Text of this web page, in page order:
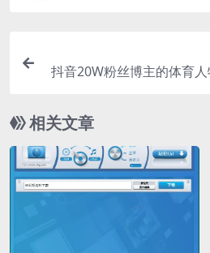
抖音20W粉丝博主的体育
相关文章